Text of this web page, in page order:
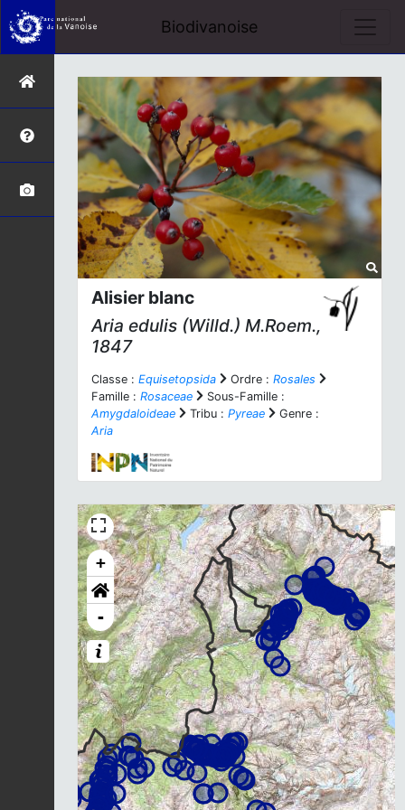
Biodivanoise
Alisier blanc
Aria edulis (Willd.) M.Roem.,
1847
Classe : Equisetopsida Ordre : Rosales
Famille : Rosaceae
Sous-Famille :
Amygdaloideae
Tribu : Pyreae
Genre :
Aria
+
-